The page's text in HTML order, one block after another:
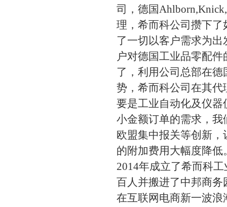
司，德国
理，希而科公司攒下
了一切以客户需求为
户对德国工业品零配
了，利用公司总部在
势，希而科公司在其
要是工业自动化及仪
小金额订单的需求，
欧盟集中报关等创新
的附加费用大幅度降低
2014年成立了希而科
百人并搬进了中邦商务
在互联网电商新一波